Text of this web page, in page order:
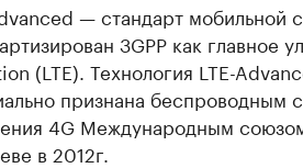
— стандарт мобильной
3GPP как главное
(LTE). Технология LTE-
признана беспроводным
4G Международным
в 2012г.